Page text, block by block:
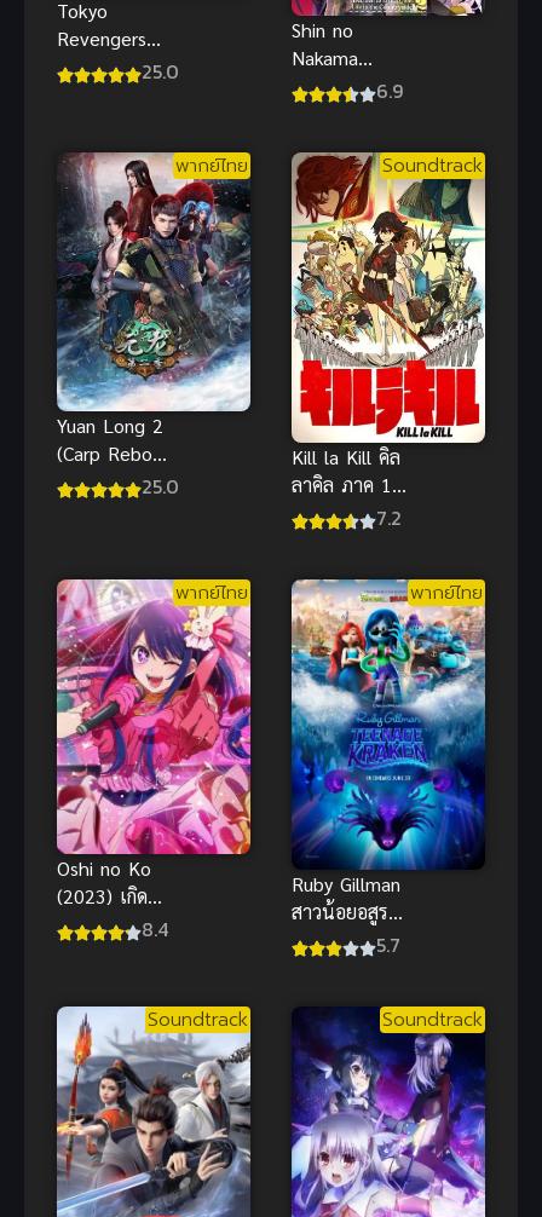
Tokyo
Revengers
Tenjiku
25.0
Shin no
Nakama
Season 2 ผม
ไปสโลว์ไลฟ์ที่
ชายแดน
6.9
พากย์ไทย
Yuan Long 2
(Carp Reborn
2) หยวนหลง25.0
Soundtrack
Kill la Kill คิล
ลาคิล ภาค 1
ซับไทย 2013
7.2
พากย์ไทย
Oshi no Ko
(2023) เกิด
ใหม่เป็นลูกโอ
8.4
พากย์ไทย
Ruby Gillman
สาวน้อยอสูร
ทะเล พากย์
รักผจญภัยใต้
สมุทร
5.7
Soundtrack Soundtrack